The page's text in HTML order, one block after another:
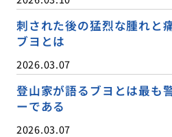
刺された後の猛烈な腫れと
ブヨとは
2026.03.07
登山家が語るブヨとは最も
ーである
2026.03.07